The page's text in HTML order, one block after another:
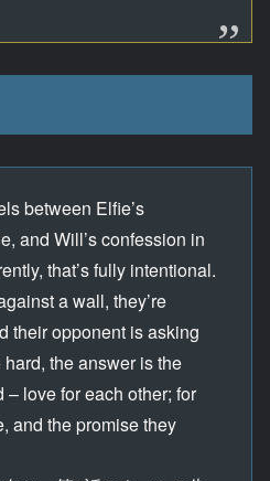
between Elfie’s
and Will’s confession in
that’s fully intentional.
a wall, they’re
their opponent is asking
the answer is the
love for each other; for
and the promise they